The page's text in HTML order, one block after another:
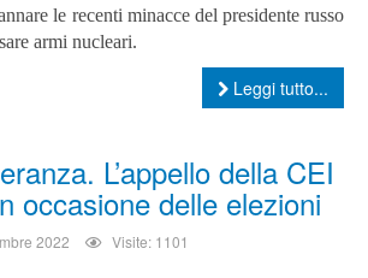
le recenti minacce del presidente russo
armi nucleari.
Leggi tutto...
L’appello della CEI
occasione delle elezioni
2022 Visite: 1101